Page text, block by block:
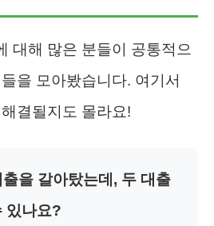
대해 많은 분들이 공통적으
을 모아봤습니다. 여기서
결될지도 몰라요!
을 갈아탔는데, 두 대출
있나요?